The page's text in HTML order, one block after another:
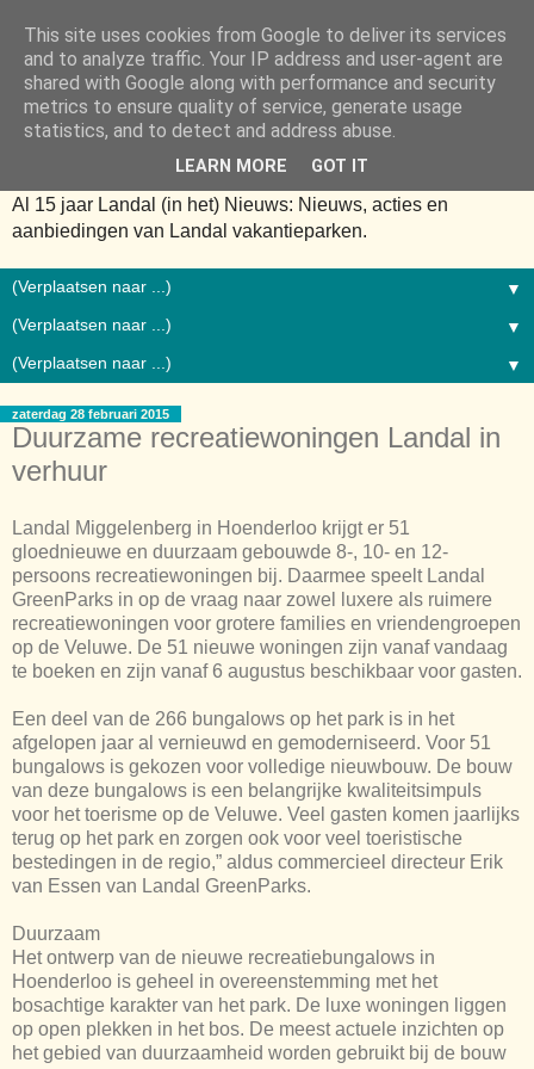
Al 15 jaar Landal (in het) Nieuws: Nieuws, acties en
aanbiedingen van Landal vakantieparken.
▼
▼
▼
zaterdag 28 februari 2015
Duurzame recreatiewoningen Landal in
verhuur
Landal Miggelenberg in Hoenderloo krijgt er 51
gloednieuwe en duurzaam gebouwde 8-, 10- en 12-
persoons recreatiewoningen bij. Daarmee speelt Landal
GreenParks in op de vraag naar zowel luxere als ruimere
recreatiewoningen voor grotere families en vriendengroepen
op de Veluwe. De 51 nieuwe woningen zijn vanaf vandaag
te boeken en zijn vanaf 6 augustus beschikbaar voor gasten.
Een deel van de 266 bungalows op het park is in het
afgelopen jaar al vernieuwd en gemoderniseerd. Voor 51
bungalows is gekozen voor volledige nieuwbouw. De bouw
van deze bungalows is een belangrijke kwaliteitsimpuls
voor het toerisme op de Veluwe. Veel gasten komen jaarlijks
terug op het park en zorgen ook voor veel toeristische
bestedingen in de regio,” aldus commercieel directeur Erik
van Essen van Landal GreenParks.
Duurzaam
Het ontwerp van de nieuwe recreatiebungalows in
Hoenderloo is geheel in overeenstemming met het
bosachtige karakter van het park. De luxe woningen liggen
op open plekken in het bos. De meest actuele inzichten op
het gebied van duurzaamheid worden gebruikt bij de bouw
This site uses cookies from Google to deliver its services
and to analyze traffic. Your IP address and user-agent are
shared with Google along with performance and security
metrics to ensure quality of service, generate usage
statistics, and to detect and address abuse.
LEARN MORE GOT IT